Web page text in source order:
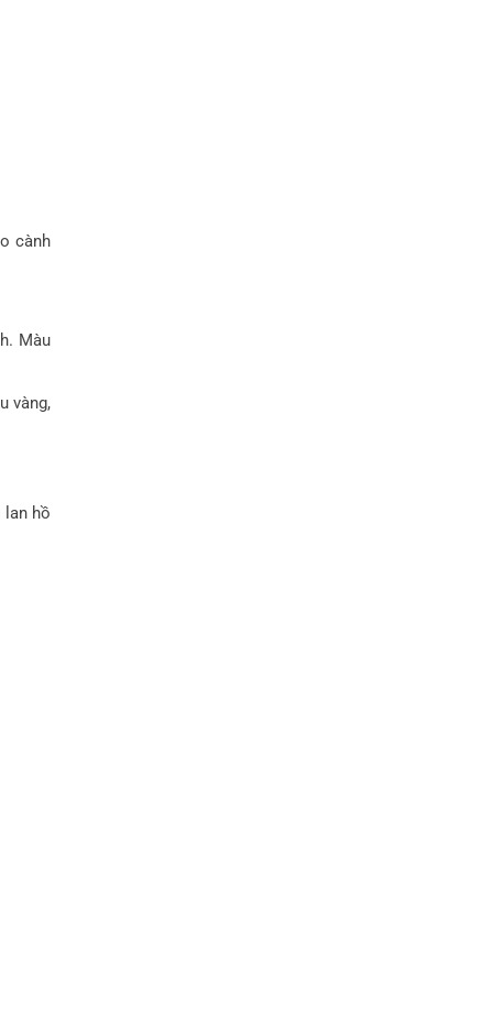
cành
Màu
vàng,
hồ